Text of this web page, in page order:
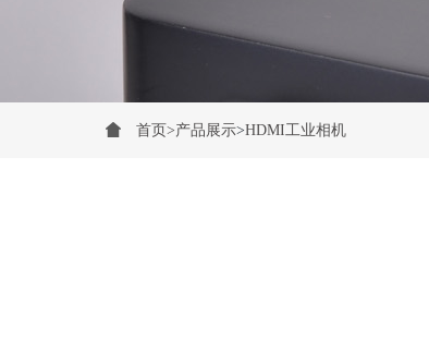
首页>产品展示>HDMI工业相机